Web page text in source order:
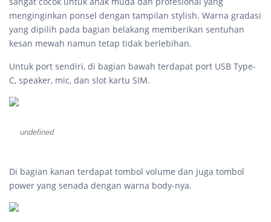
menginginkan ponsel dengan tampilan stylish. Warna gradasi
yang dipilih pada bagian belakang memberikan sentuhan
kesan mewah namun tetap tidak berlebihan.
Untuk port sendiri, di bagian bawah terdapat port USB Type-
C, speaker, mic, dan slot kartu SIM.
undefined
Di bagian kanan terdapat tombol volume dan juga tombol
power yang senada dengan warna body-nya.